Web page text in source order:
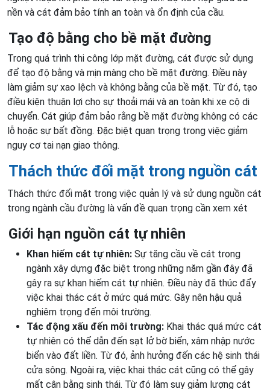
nền và cát đảm bảo tính an toàn và ổn định của cầu.
Tạo độ bằng cho bề mặt đường
Trong quá trình thi công lớp mặt đường, cát được sử dụng
để tạo độ bằng và mịn màng cho bề mặt đường. Điều này
làm giảm sự xao lệch và không bằng của bề mặt. Từ đó, tạo
điều kiện thuận lợi cho sự thoải mái và an toàn khi xe cộ di
chuyển. Cát giúp đảm bảo rằng bề mặt đường không có các
lỗ hoặc sự bất đồng. Đặc biệt quan trọng trong việc giảm
nguy cơ tai nạn giao thông.
Thách thức đối mặt trong nguồn cát
Thách thức đối mặt trong việc quản lý và sử dụng nguồn cát
trong ngành cầu đường là vấn đề quan trọng cần xem xét
Giới hạn nguồn cát tự nhiên
Khan hiếm cát tự nhiên: Sự tăng cầu về cát trong
ngành xây dựng đặc biệt trong những năm gần đây đã
gây ra sự khan hiếm cát tự nhiên. Điều này đã thúc đẩy
việc khai thác cát ở mức quá mức. Gây nên hậu quả
nghiêm trọng đến môi trường.
Tác động xấu đến môi trường: Khai thác quá mức cát
tự nhiên có thể dẫn đến sạt lở bờ biển, xâm nhập nước
biển vào đất liền. Từ đó, ảnh hưởng đến các hệ sinh thái
cửa sông. Ngoài ra, việc khai thác cát cũng có thể gây
mất cân bằng sinh thái. Từ đó làm suy giảm lượng cát